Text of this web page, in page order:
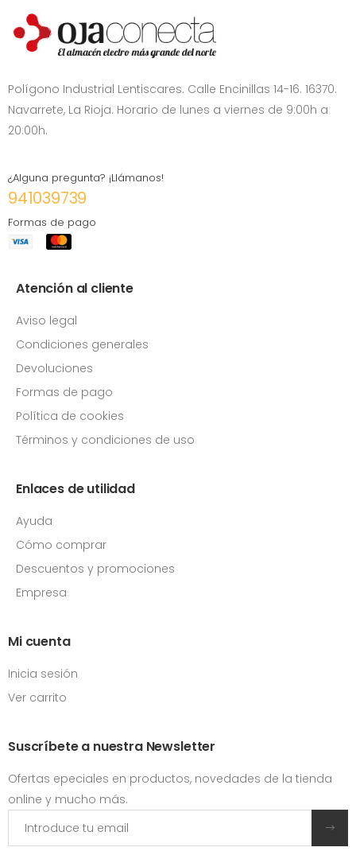
Polígono Industrial Lentiscares. Calle Encinillas 14-16. 16370.
Navarrete, La Rioja. Horario de lunes a viernes de 9:00h a
20:00h.
¿Alguna pregunta? ¡Llámanos!
941039739
Formas de pago
Atención al cliente
Aviso legal
Condiciones generales
Devoluciones
Formas de pago
Política de cookies
Términos y condiciones de uso
Enlaces de utilidad
Ayuda
Cómo comprar
Descuentos y promociones
Empresa
Mi cuenta
Inicia sesión
Ver carrito
Suscríbete a nuestra Newsletter
Ofertas epeciales en productos, novedades de la tienda
online y mucho más.